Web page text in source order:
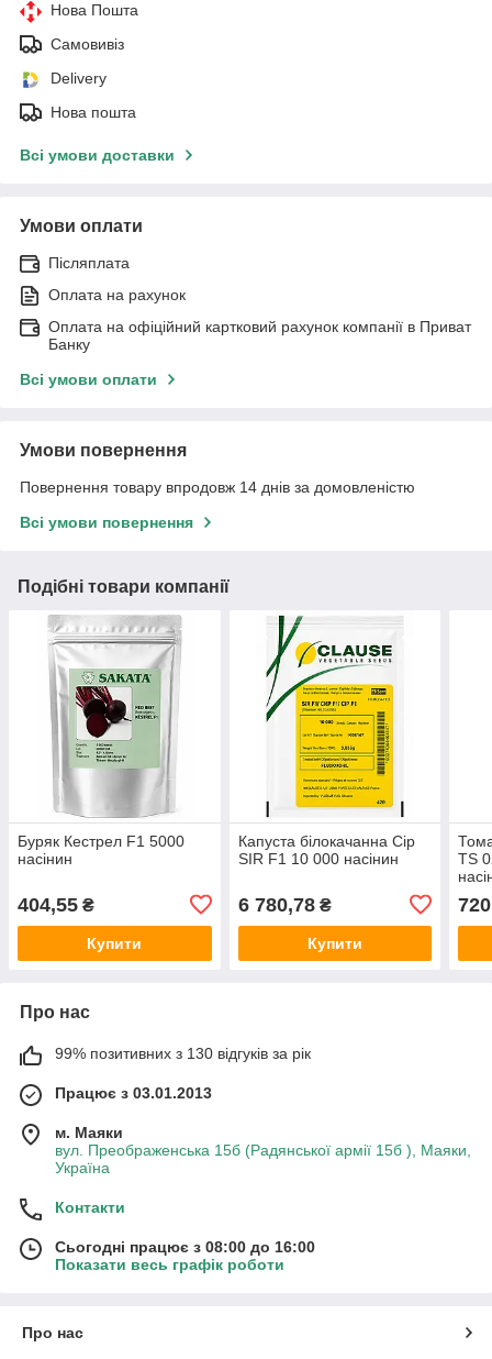
Нова Пошта
Самовивіз
Delivery
Нова пошта
Всі умови доставки
Умови оплати
Післяплата
Оплата на рахунок
Оплата на офіційний картковий рахунок компанії в Приват
Банку
Всі умови оплати
Умови повернення
Повернення товару впродовж 14 днів за домовленістю
Всі умови повернення
Подібні товари компанії
Буряк Кестрел F1 5000
насінин
404,55 ₴
Купити
Капуста білокачанна Сір
SIR F1 10 000 насінин
6 780,78₴
Купити
TS
Про нас
99% позитивних з 130 відгуків за рік
Працює з 03.01.2013
м. Маяки
вул. Преображенська 15б (Радянської армії 15б ), Маяки,
Україна
Контакти
Сьогодні працює з 08:00 до 16:00
Показати весь графік роботи
Про нас